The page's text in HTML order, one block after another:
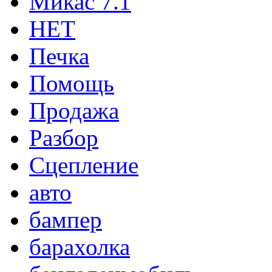
НЕТ
Печка
Помощь
Продажа
Разбор
Сцепление
авто
бампер
барахолка